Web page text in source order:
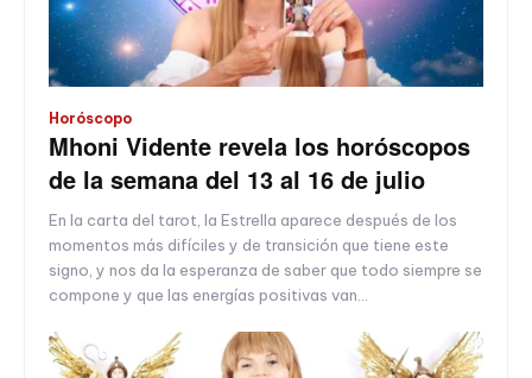
Horóscopo
Mhoni Vidente revela los horóscopos
de la semana del 13 al 16 de julio
En la carta del tarot, la Estrella aparece después de los
momentos más difíciles y de transición que tiene este
signo, y nos da la esperanza de saber que todo siempre se
compone y que las energías positivas van...